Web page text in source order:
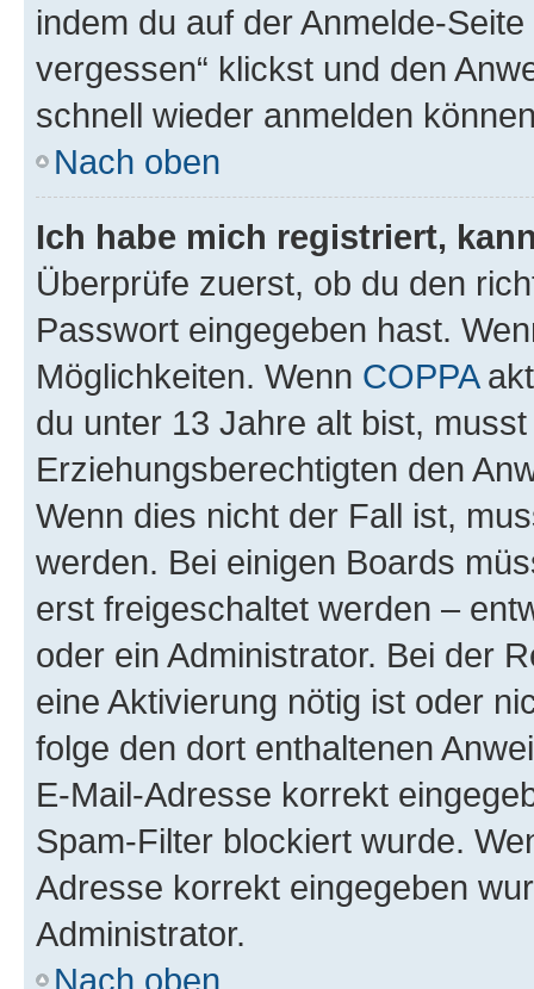
indem du auf der Anmelde-
vergessen“ klickst und den
schnell wieder anmelden
Nach oben
Ich habe mich registriert,
Überprüfe zuerst, ob du den
Passwort eingegeben hast.
Möglichkeiten. Wenn COPPA
du unter 13 Jahre alt bist,
Erziehungsberechtigten den
Wenn dies nicht der Fall ist,
werden. Bei einigen Boards
erst freigeschaltet werden –
oder ein Administrator. Bei der
eine Aktivierung nötig ist oder
folge den dort enthaltenen
E-Mail-Adresse korrekt
Spam-Filter blockiert wurde.
Adresse korrekt eingegeben
Administrator.
Nach oben